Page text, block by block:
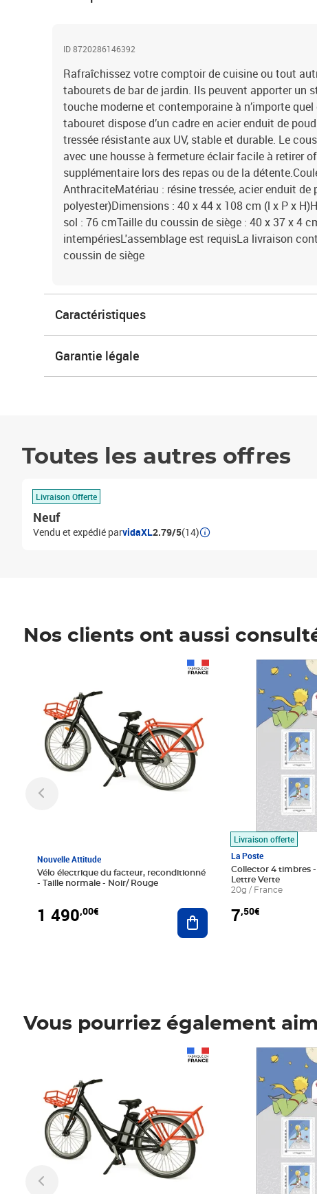
ID 8720286146392
Rafraîchissez votre comptoir de cuisine ou tout
tabourets de bar de jardin. Ils peuvent apporter un
touche moderne et contemporaine à n’importe quel
tabouret dispose d’un cadre en acier enduit de
tressée résistante aux UV, stable et durable. Le
avec une housse à fermeture éclair facile à retirer
supplémentaire lors des repas ou de la
AnthraciteMatériau : résine tressée, acier enduit de
polyester)Dimensions : 40 x 44 x 108 cm (l x P x
sol : 76 cmTaille du coussin de siège : 40 x 37 x 4
intempériesL'assemblage est requisLa livraison
coussin de siège
Caractéristiques
Garantie légale
Toutes les autres offres
Livraison Offerte
Neuf
Vendu et expédié parvidaXL2.79/5(14)
Nos clients ont aussi
Nouvelle Attitude
Vélo électrique du facteur, reconditionné
- Taille normale - Noir/ Rouge
1 490,00€ Ajouter au panier
Livraison offerte
La Poste
Collector 4 timbres
Lettre Verte
20g / France
7,50€
Prix 7,50€
Vous pourriez également
Prix 7,50€